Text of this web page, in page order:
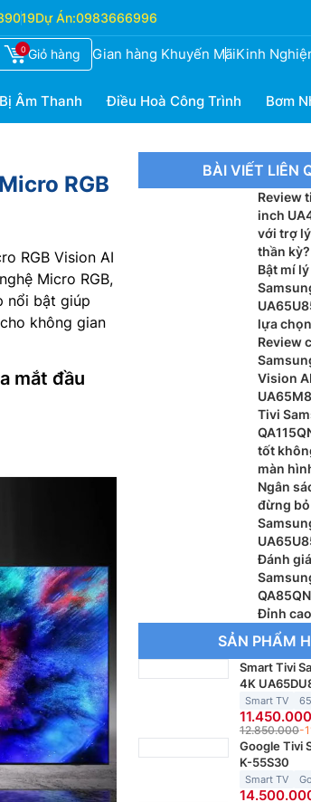
Dự Án:0983666996
0 Giỏ hàng Gian hàng Khuyến MãiKinh
Âm Thanh Điều Hoà Công Trình Bơm
RGB
RGB Vision AI
Micro RGB,
nổi bật giúp
không gian
mắt đầu
BÀI VIẾT LIÊN
Review
inch
với trợ
thần kỳ?
Bật mí
lựa
cho
Review
Vision
Tivi
tốt
màn
khổng lồ
Ngân
đừng
Đánh
Đỉnh
Vision
SẢN PHẨM
Smart Tivi
4K
Smart TV
11.450.000
12.850.000-
Google Tivi
K-55S30
Smart TV